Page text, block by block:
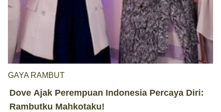
GAYA RAMBUT
Dove Ajak Perempuan Indonesia Percaya Diri:
Rambutku Mahkotaku!